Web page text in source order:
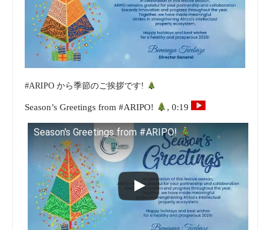
#ARIPO から季節のご挨拶です!
Season’s Greetings from #ARIPO! , 0:19
Season's Greetings from #ARIPO!